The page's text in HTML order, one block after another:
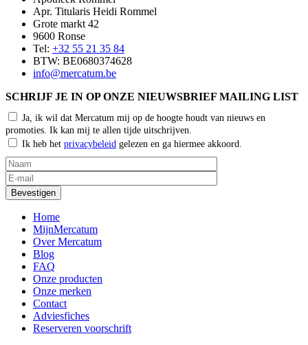
Apr. Titularis Heidi Rommel
Grote markt 42
9600 Ronse
Tel: +32 55 21 35 84
BTW: BE0680374628
info@mercatum.be
SCHRIJF JE IN OP ONZE NIEUWSBRIEF MAILING LIST
Ja, ik wil dat Mercatum mij op de hoogte houdt van nieuws en
promoties. Ik kan mij te allen tijde uitschrijven.
Ik heb het privacybeleid gelezen en ga hiermee akkoord.
Home
MijnMercatum
Over Mercatum
Blog
FAQ
Onze producten
Onze merken
Contact
Adviesfiches
Reserveren voorschrift